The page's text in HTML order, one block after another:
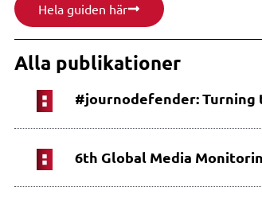
Hela guiden här
Alla publikationer
#journodefender:
6th Global Media